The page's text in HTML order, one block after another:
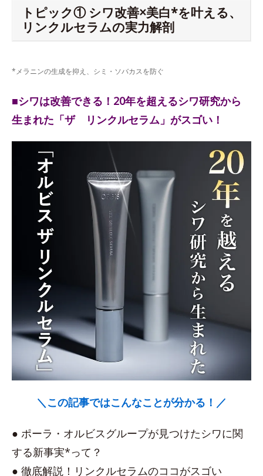
トピック① シワ改善×美白*を叶える、
リンクルセラムの実力解剖
*メラニンの生成を抑え、シミ・ソバカスを防ぐ
■シワは改善できる！20年を超えるシワ研究から
生まれた「ザ リンクルセラム」がスゴい！
＼この記事ではこんなことが分かる！／
● ポーラ・オルビスグループが見つけたシワに関
する新事実*って？
● 徹底解説！リンクルセラムのココがスゴい